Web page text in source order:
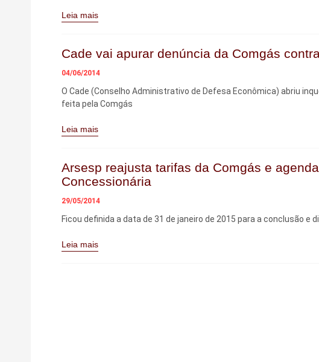
Leia mais
Cade vai apurar denúncia da Comgás
04/06/2014
O Cade (Conselho Administrativo de Defesa Econômica) abriu
feita pela Comgás
Leia mais
Arsesp reajusta tarifas da Comgás e
Concessionária
29/05/2014
Ficou definida a data de 31 de janeiro de 2015 para a conclusão
Leia mais